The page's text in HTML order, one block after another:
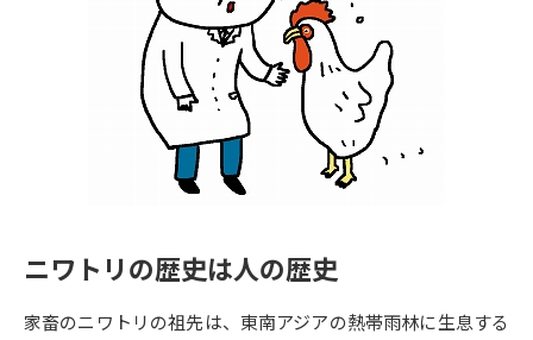
専門学校の資料請求 大学院の資料請求
留学・進学関連、塾・予備校
大学入学共通テスト「受験案
内」の請求
大学入学共通テスト「受験上の
高等学校卒業程度認定試験
高等学校（情報）教員資格認定
ニワトリの歴史は人の歴史
家畜のニワトリの祖先は、東南アジアの熱帯雨林に生息する